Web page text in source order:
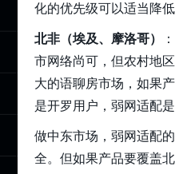
化的优先级可以适当降低
北非（埃及、摩洛哥）
市网络尚可，但农村地
大的语聊房市场，如果
是开罗用户，弱网适配是
做中东市场，弱网适配
全。但如果产品要覆盖